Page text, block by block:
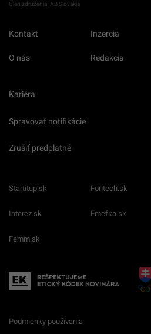
Člen združenia IAB Slovakia
Kontakt Inzercia
O nás Redakcia
Kariéra
Spravovať notifikácie
Zrušiť predplatné
Startitup.sk Fontech.sk
Interez.sk Emefka.sk
Femm.sk
Podmienky používania